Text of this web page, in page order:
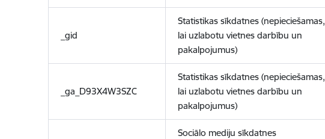
_gid
Statistikas sīkdatnes (nepieciešamas,
lai uzlabotu vietnes darbību un
pakalpojumus)
_ga_D93X4W3SZC
Statistikas sīkdatnes (nepieciešamas,
lai uzlabotu vietnes darbību un
pakalpojumus)
Sociālo mediju sīkdatnes